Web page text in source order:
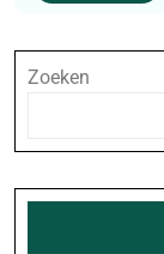
Zoeken